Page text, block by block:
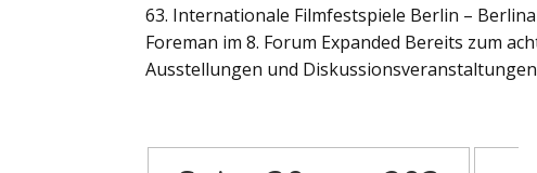
63. Internationale Filmfestspiele Berlin –
Foreman im 8. Forum Expanded Bereits zum
Ausstellungen und Diskussionsveranstaltungen